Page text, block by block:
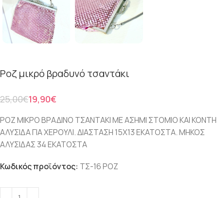
Ροζ μικρό βραδυνό τσαντάκι
25,00€19,90€
ΡΟΖ ΜΙΚΡΟ ΒΡΑΔΙΝΟ ΤΣΑΝΤΑΚΙ ΜΕ ΑΣΗΜΙ ΣΤΟΜΙΟ ΚΑΙ ΚΟΝΤΗ
ΑΛΥΣΙΔΑ ΓΙΑ ΧΕΡΟΥΛΙ. ΔΙΑΣΤΑΣΗ 15Χ13 ΕΚΑΤΟΣΤΑ. ΜΗΚΟΣ
ΑΛΥΣΙΔΑΣ 34 ΕΚΑΤΟΣΤΑ
Κωδικός προϊόντος: ΤΣ-16 ΡΟΖ